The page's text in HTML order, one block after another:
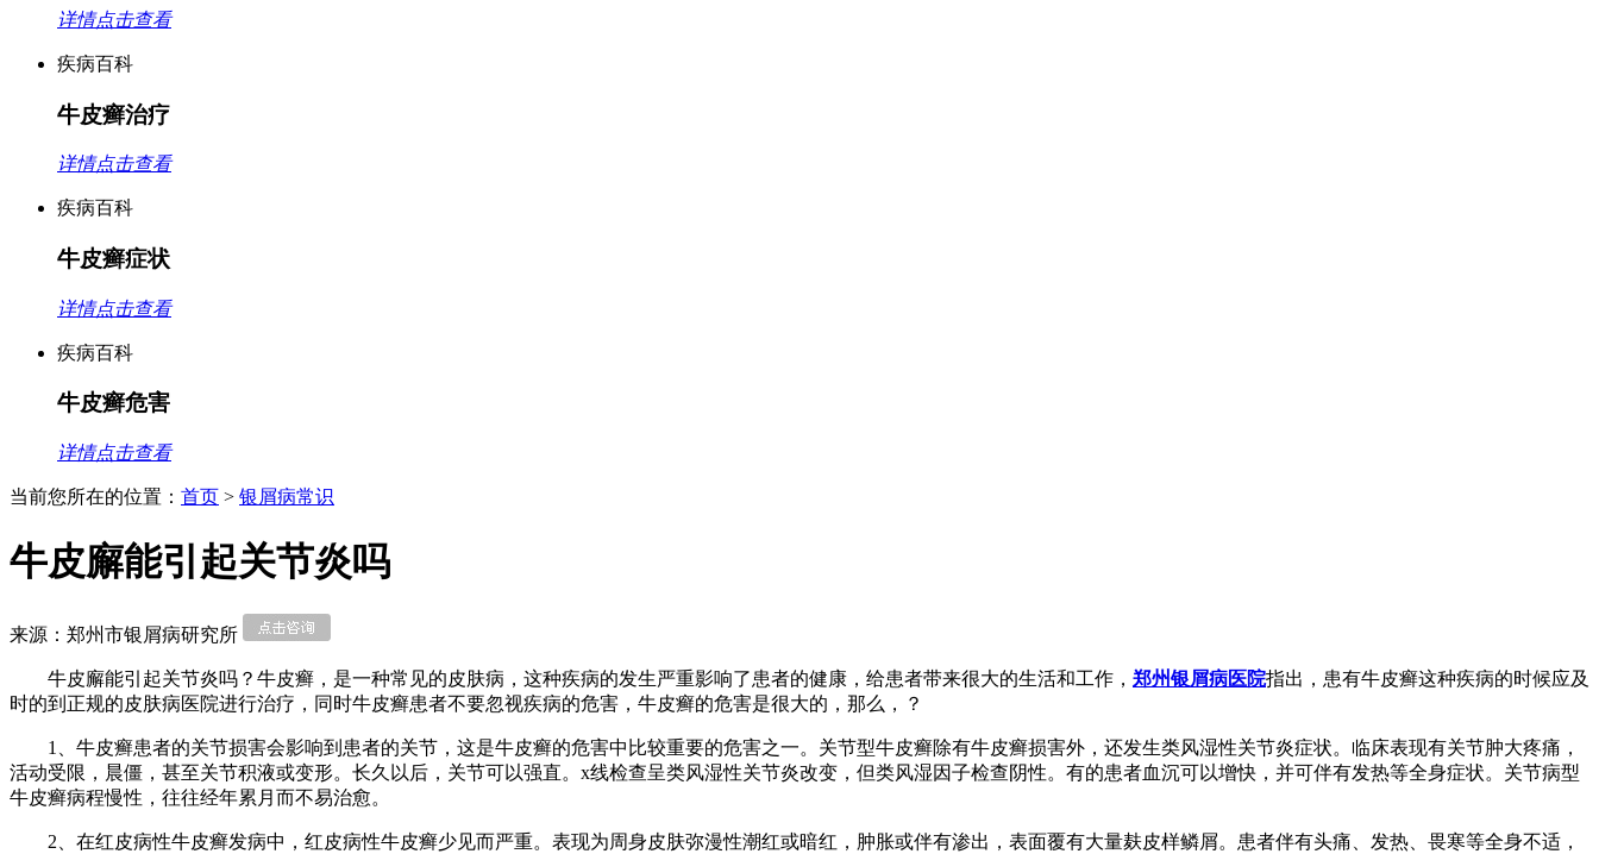
详情点击查看
疾病百科
牛皮癣治疗
详情点击查看
疾病百科
牛皮癣症状
详情点击查看
疾病百科
牛皮癣危害
详情点击查看
当前您所在的位置： 首页 > 银屑病常识
牛皮廨能引起关节炎吗
来源：郑州市银屑病研究所
牛皮廨能引起关节炎吗？牛皮癣，是一种常见的皮肤病，这种疾病的发生严重影响了患者的健康，给患者带来很大的生活和工作， 郑州银屑病医院指出，患有牛皮癣这种疾病的时候应及
时的到正规的皮肤病医院进行治疗，同时牛皮癣患者不要忽视疾病的危害，牛皮癣的危害是很大的，那么，？
1、牛皮癣患者的关节损害会影响到患者的关节，这是牛皮癣的危害中比较重要的危害之一。关节型牛皮癣除有牛皮癣损害外，还发生类风湿性关节炎症状。临床表现有关节肿大疼痛，
活动受限，晨僵，甚至关节积液或变形。长久以后，关节可以强直。x线检查呈类风湿性关节炎改变，但类风湿因子检查阴性。有的患者血沉可以增快，并可伴有发热等全身症状。关节病型
牛皮癣病程慢性，往往经年累月而不易治愈。
2、在红皮病性牛皮癣发病中，红皮病性牛皮癣少见而严重。表现为周身皮肤弥漫性潮红或暗红，肿胀或伴有渗出，表面覆有大量麸皮样鳞屑。患者伴有头痛、发热、畏寒等全身不适，